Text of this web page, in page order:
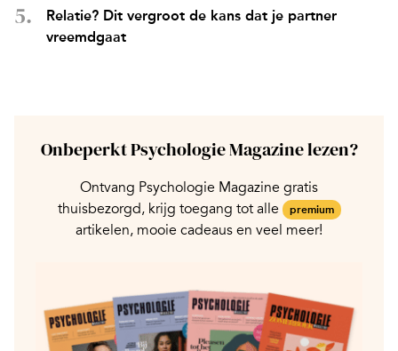
Relatie? Dit vergroot de kans dat je partner
vreemdgaat
Onbeperkt Psychologie Magazine lezen?
Ontvang Psychologie Magazine gratis
thuisbezorgd, krijg toegang tot alle
premium
artikelen, mooie cadeaus en veel meer!